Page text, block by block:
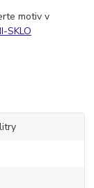
motiv v
SKLO